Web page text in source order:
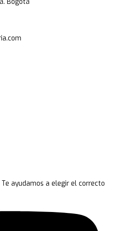
ayudamos a elegir el correcto